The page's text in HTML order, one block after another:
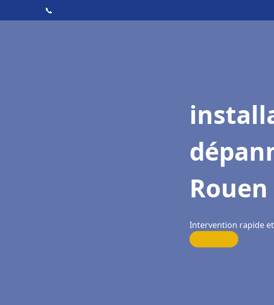
📞
Rouen
Intervention rapide